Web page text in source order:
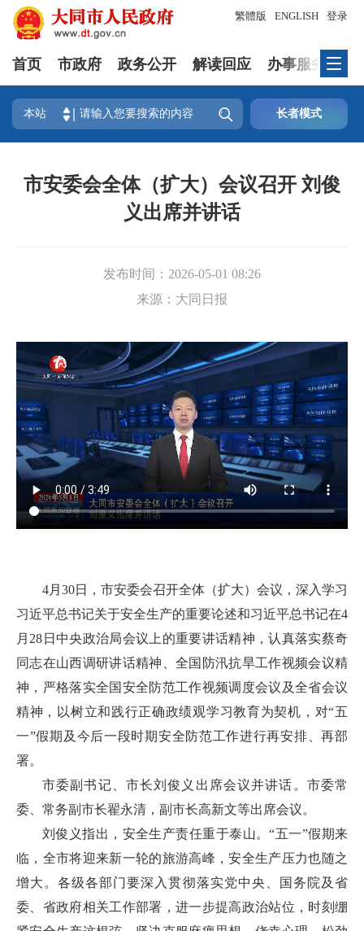
登录
繁體版 ENGLISH
首页 市政府 政务公开 解读回应 办事服务
本站  长者模式
市安委会全体（扩大）会议召开 刘俊
义出席并讲话
发布时间： 2026-05-01 08:26
来源： 大同日报
4月30日，市安委会召开全体（扩大）会议，深入学习
习近平总书记关于安全生产的重要论述和习近平总书记在4
月28日中央政治局会议上的重要讲话精神，认真落实蔡奇
同志在山西调研讲话精神、全国防汛抗旱工作视频会议精
神，严格落实全国安全防范工作视频调度会议及全省会议
精神，以树立和践行正确政绩观学习教育为契机，对“五
一”假期及今后一段时期安全防范工作进行再安排、再部
署。
市委副书记、市长刘俊义出席会议并讲话。市委常
委、常务副市长翟永清，副市长高新文等出席会议。
刘俊义指出，安全生产责任重于泰山。“五一”假期来
临，全市将迎来新一轮的旅游高峰，安全生产压力也随之
增大。各级各部门要深入贯彻落实党中央、国务院及省
委、省政府相关工作部署，进一步提高政治站位，时刻绷